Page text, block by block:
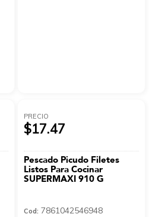
PRECIO
$17.47
Pescado Picudo Filetes
Listos Para Cocinar
SUPERMAXI 910 G
Cod: 7861042546948